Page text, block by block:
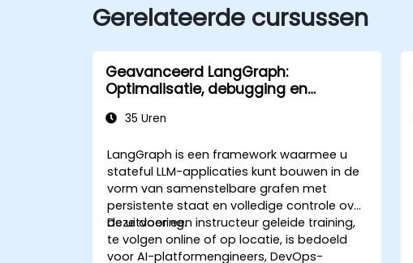
Gerelateerde cursussen
Geavanceerd LangGraph:
Optimalisatie, debugging en
35 Uren
LangGraph is een framework waarmee u
stateful LLM-applicaties kunt bouwen in de
vorm van samenstelbare grafen met
persistente staat en volledige controle over
de uitvoering.
Deze door een instructeur geleide training,
te volgen online of op locatie, is bedoeld
voor AI-platformengineers, DevOps-